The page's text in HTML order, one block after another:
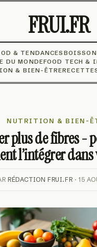
FRUI.FR
& TENDANCES
DU MONDEFOOD TECH &
& BIEN-ÊTRE
NUTRITION & BIEN-
plus de fibres -
l’intégrer dans
RÉDACTION FRUI.FR · 15